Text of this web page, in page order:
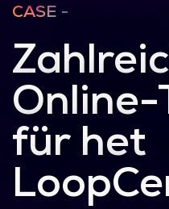
CASE -
Online-
für het